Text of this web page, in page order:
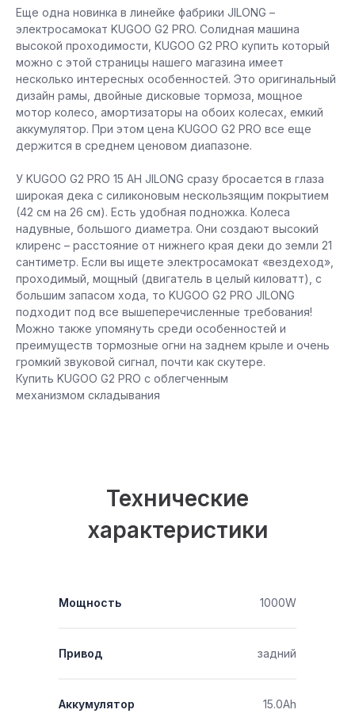
Еще одна новинка в линейке фабрики JILONG –
электросамокат KUGOO G2 PRO. Солидная машина
высокой проходимости, KUGOO G2 PRO купить который
можно с этой страницы нашего магазина имеет
несколько интересных особенностей. Это оригинальный
дизайн рамы, двойные дисковые тормоза, мощное
мотор колесо, амортизаторы на обоих колесах, емкий
аккумулятор. При этом цена KUGOO G2 PRO все еще
держится в среднем ценовом диапазоне.
У KUGOO G2 PRO 15 AH JILONG сразу бросается в глаза
широкая дека с силиконовым нескользящим покрытием
(42 см на 26 см). Есть удобная подножка. Колеса
надувные, большого диаметра. Они создают высокий
клиренс – расстояние от нижнего края деки до земли 21
сантиметр. Если вы ищете электросамокат «вездеход»,
проходимый, мощный (двигатель в целый киловатт), с
большим запасом хода, то KUGOO G2 PRO JILONG
подходит под все вышеперечисленные требования!
Можно также упомянуть среди особенностей и
преимуществ тормозные огни на заднем крыле и очень
громкий звуковой сигнал, почти как скутере.
Купить KUGOO G2 PRO с облегченным
механизмом складывания
1000W
Мощность
задний
Привод
15.0Ah
Аккумулятор
Технические
характеристики